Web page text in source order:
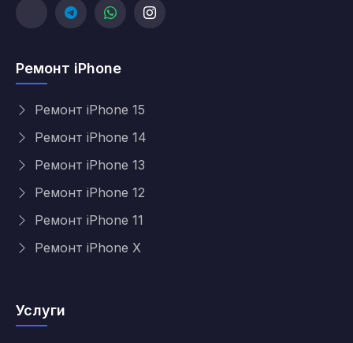
Ремонт iPhone
Ремонт iPhone 15
Ремонт iPhone 14
Ремонт iPhone 13
Ремонт iPhone 12
Ремонт iPhone 11
Ремонт iPhone X
Услуги